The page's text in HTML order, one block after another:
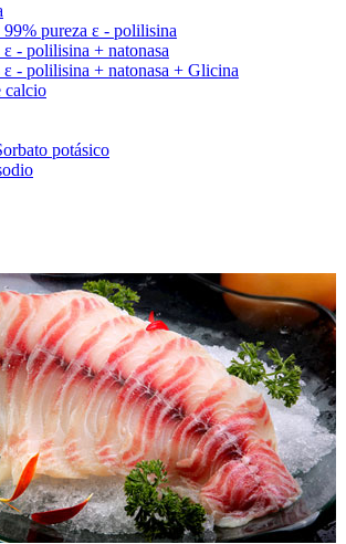
pureza ε - polilisina
- polilisina + natonasa
- polilisina + natonasa + Glicina
calcio
potásico